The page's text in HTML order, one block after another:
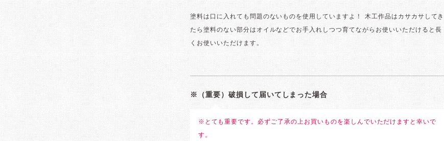
塗料は口に入れても問題のないものを使用していますよ！ 木工作品はカサカサしてき
たら塗料のない部分はオイルなどでお手入れしつつ育てながらお使いいただけると長
くお使いいただけます。
※（重要）破損して届いてしまった場合
※とても重要です。必ずご了承の上お買いものを楽しんでいただけますと幸いで
す。